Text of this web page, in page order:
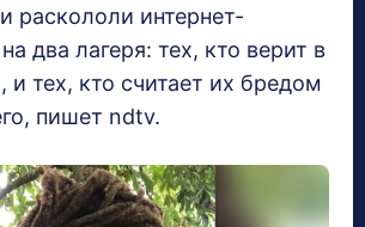
раскололи интернет-
два лагеря: тех, кто верит в
и тех, кто считает их бредом
пишет ndtv.